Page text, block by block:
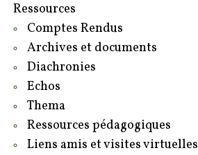
Ressources
Comptes Rendus
Archives et documents
Diachronies
Echos
Thema
Ressources pédagogiques
Liens amis et visites virtuelles